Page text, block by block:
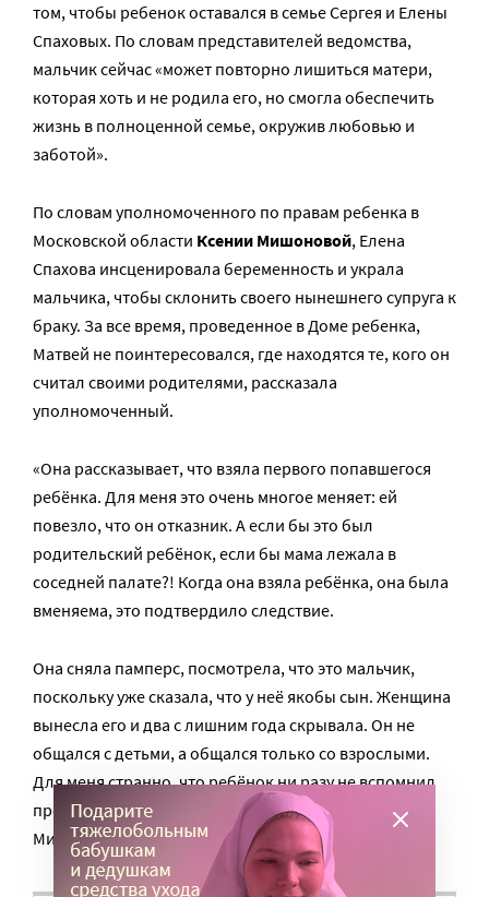
том, чтобы ребенок оставался в семье Сергея и Елены
Спаховых. По словам представителей ведомства,
мальчик сейчас «может повторно лишиться матери,
которая хоть и не родила его, но смогла обеспечить
жизнь в полноценной семье, окружив любовью и
заботой».
По словам уполномоченного по правам ребенка в
Московской области Ксении Мишоновой, Елена
Спахова инсценировала беременность и украла
мальчика, чтобы склонить своего нынешнего супруга к
браку. За все время, проведенное в Доме ребенка,
Матвей не поинтересовался, где находятся те, кого он
считал своими родителями, рассказала
уполномоченный.
«Она рассказывает, что взяла первого попавшегося
ребёнка. Для меня это очень многое меняет: ей
повезло, что он отказник. А если бы это был
родительский ребёнок, если бы мама лежала в
соседней палате?! Когда она взяла ребёнка, она была
вменяема, это подтвердило следствие.
Она сняла памперс, посмотрела, что это мальчик,
поскольку уже сказала, что у неё якобы сын. Женщина
вынесла его и два с лишним года скрывала. Он не
общался с детьми, а общался только со взрослыми.
Для меня странно, что ребёнок ни разу не вспомнил
про родителей и не попросился домой», –
заявила
Мишонова в интервью «Радио 1».